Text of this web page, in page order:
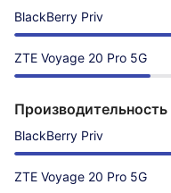
BlackBerry Priv
ZTE Voyage 20 Pro 5G
Производительность
BlackBerry Priv
ZTE Voyage 20 Pro 5G